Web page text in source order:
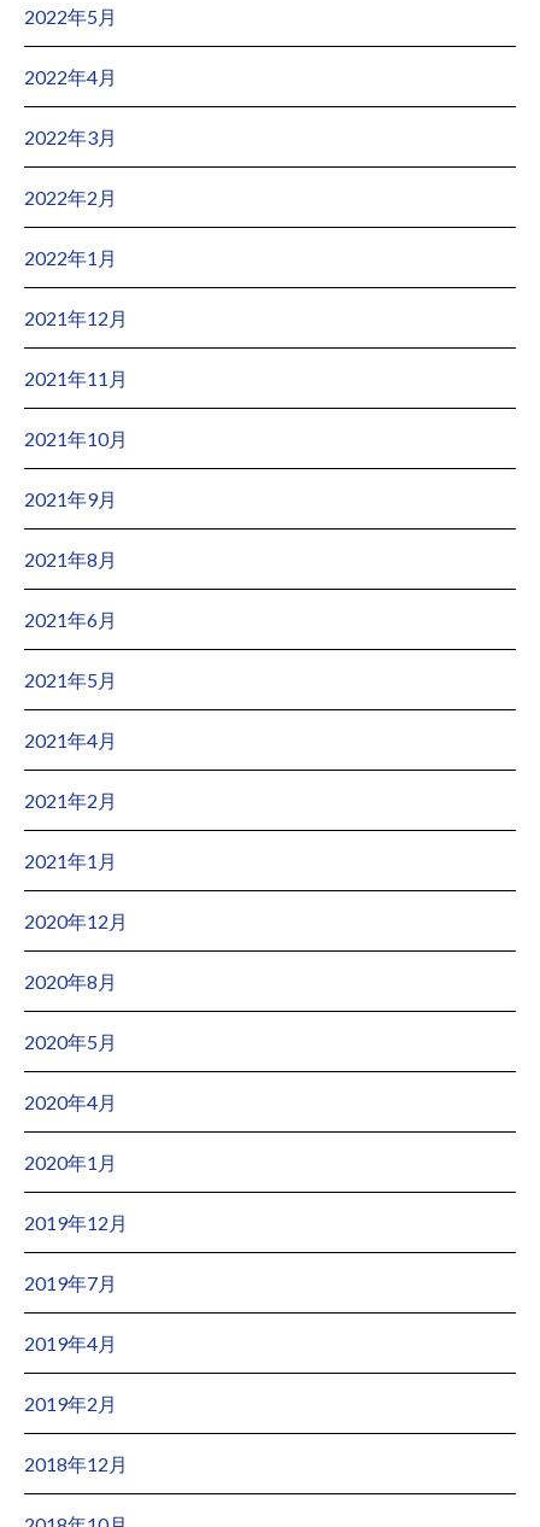
2022年5月
2022年4月
2022年3月
2022年2月
2022年1月
2021年12月
2021年11月
2021年10月
2021年9月
2021年8月
2021年6月
2021年5月
2021年4月
2021年2月
2021年1月
2020年12月
2020年8月
2020年5月
2020年4月
2020年1月
2019年12月
2019年7月
2019年4月
2019年2月
2018年12月